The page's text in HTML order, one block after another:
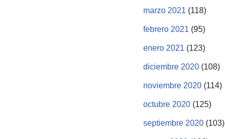
marzo 2021 (118)
febrero 2021 (95)
enero 2021 (123)
diciembre 2020 (108)
noviembre 2020 (114)
octubre 2020 (125)
septiembre 2020 (103)